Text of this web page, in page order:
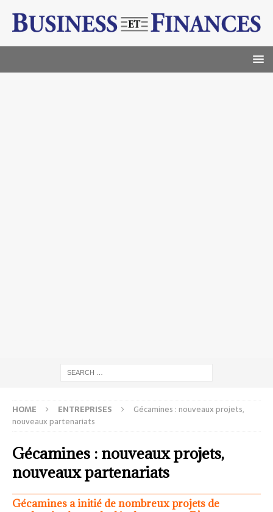
HOME ENTREPRISES
Gécamines : nouveaux projets,
nouveaux partenariats
Gécamines : nouveaux projets,
nouveaux partenariats
Gécamines a initié de nombreux projets de